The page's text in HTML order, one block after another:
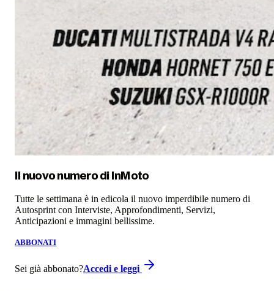
Il nuovo numero di InMoto
Tutte le settimana è in edicola il nuovo imperdibile numero di
Autosprint con Interviste, Approfondimenti, Servizi,
Anticipazioni e immagini bellissime.
ABBONATI
Sei già abbonato?Accedi e leggi